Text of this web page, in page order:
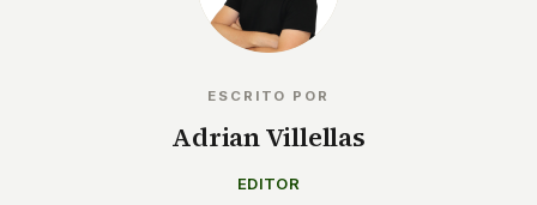
ESCRITO POR
Adrian Villellas
EDITOR